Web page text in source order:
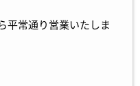
常通り営業いたしま